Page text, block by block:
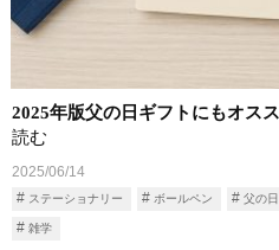
2025年版父の日ギフトにもオス
読む
2025/06/14
ステーショナリー ボールペン 父の日
雑学